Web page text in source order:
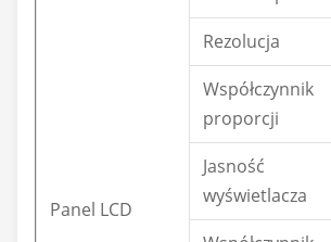
Panel LCD
Rezolucja
Współczynnik
proporcji
Jasność
wyświetlacza